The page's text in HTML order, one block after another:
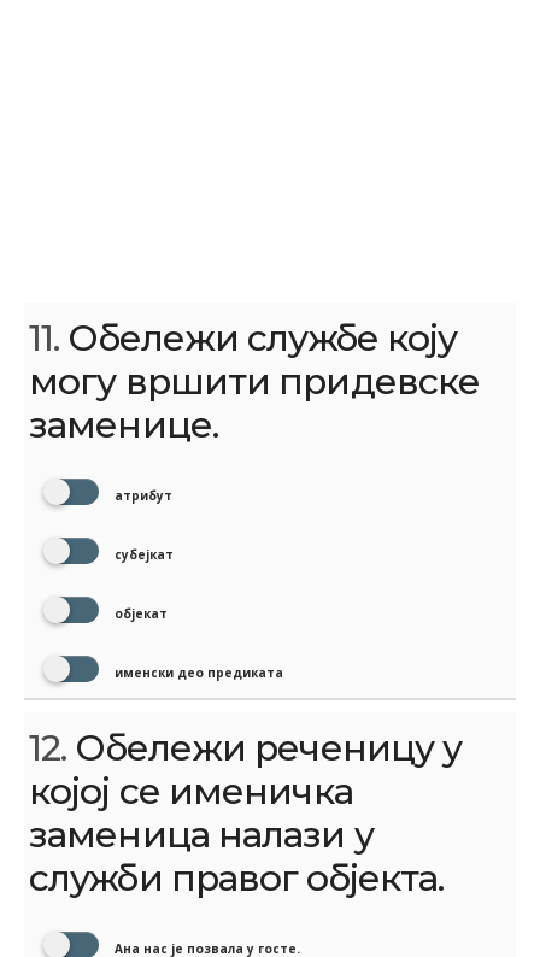
11. Обележи службе коју
могу вршити придевске
заменице.
атрибут
субејкат
објекат
именски део предиката
12. Обележи реченицу у
којој се именичка
заменица налази у
служби правог објекта.
Ана нас је позвала у госте.